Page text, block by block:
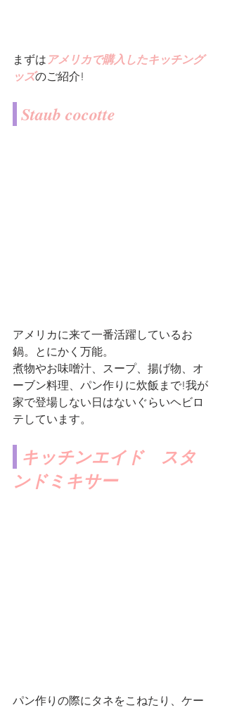
まずは アメリカで購入したキッチング
ッズのご紹介!
Staub cocotte
アメリカに来て一番活躍しているお
鍋。とにかく万能。
煮物やお味噌汁、スープ、揚げ物、オ
ーブン料理、パン作りに炊飯まで!我が
家で登場しない日はないぐらいヘビロ
テしています。
キッチンエイド　スタ
ンドミキサー
パン作りの際にタネをこねたり、ケー